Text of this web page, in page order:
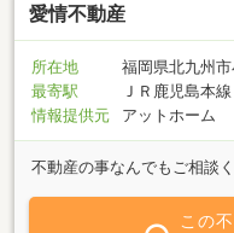
愛情不動産
所在地
福岡県北九州
最寄駅
ＪＲ鹿児島本
情報提供元
アットホーム
不動産の事なんでもご相談く
この